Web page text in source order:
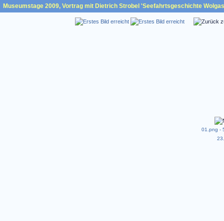
Museumstage 2009, Vortrag mit Dietrich Strobel 'Seefahrtsgeschichte
01.png -